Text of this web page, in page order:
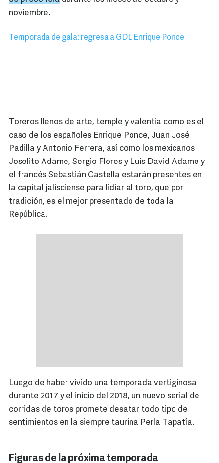
noviembre.
Temporada de gala: regresa a GDL Enrique Ponce
Toreros llenos de arte, temple y valentía como es el
caso de los españoles Enrique Ponce, Juan José
Padilla y Antonio Ferrera, así como los mexicanos
Joselito Adame, Sergio Flores y Luis David Adame y
el francés Sebastián Castella estarán presentes en
la capital jalisciense para lidiar al toro, que por
tradición, es el mejor presentado de toda la
República.
Luego de haber vivido una temporada vertiginosa
durante 2017 y el inicio del 2018, un nuevo serial de
corridas de toros promete desatar todo tipo de
sentimientos en la siempre taurina Perla Tapatía.
Figuras de la próxima temporada